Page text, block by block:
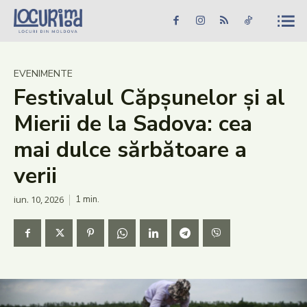
Caută în site... Căutare
Știri
Evenimente
Dezvoltare rurală
Turism
Vinării
Patrimoniu
Produs Acasă
EVENIMENTE
Festivalul Căpșunelor și al
Mierii de la Sadova: cea
mai dulce sărbătoare a
verii
iun. 10, 2026 1 min.